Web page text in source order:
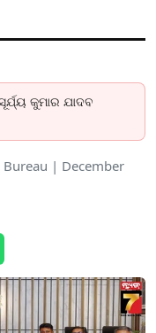
କୁମାର ଯାଦବ
Bureau | December